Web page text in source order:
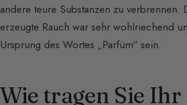
andere teure Substanzen zu verbrennen.
erzeugte Rauch war sehr wohlriechend
Ursprung des Wortes „Parfüm“ sein.
Wie tragen Sie Ihr